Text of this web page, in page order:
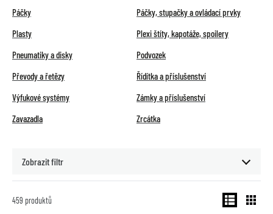
Páčky
Páčky, stupačky a ovládací prvky
Plasty
Plexi štíty, kapotáže, spoilery
Pneumatiky a disky
Podvozek
Převody a řetězy
Řídítka a příslušenství
Výfukové systémy
Zámky a příslušenství
Zavazadla
Zrcátka
Zobrazit filtr
459 produktů